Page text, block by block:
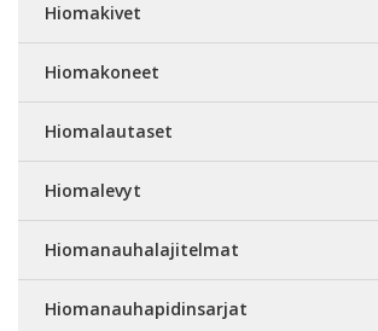
Hiomakivet
Hiomakoneet
Hiomalautaset
Hiomalevyt
Hiomanauhalajitelmat
Hiomanauhapidinsarjat